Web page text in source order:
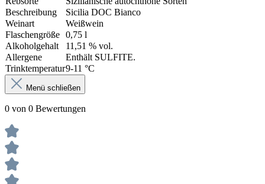
Beschreibung
Sicilia DOC Bianco
Weinart
Weißwein
Flaschengröße 0,75 l
Alkoholgehalt
11,51 % vol.
Allergene
Enthält SULFITE.
Trinktemperatur9-11 °C
Menü schließen
0 von 0 Bewertungen